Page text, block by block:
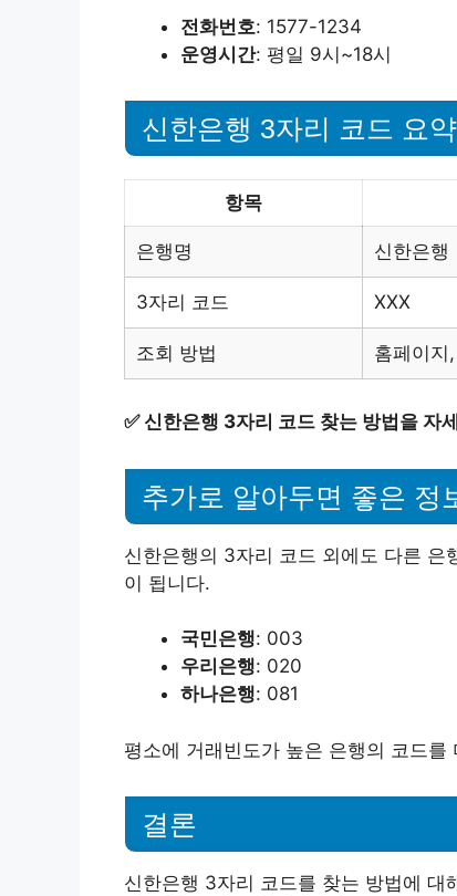
전화번호: 1577-1234
운영시간: 평일 9시~18시
신한은행 3자리 코드 요약
항목
은행명 신한은행
3자리 코드 XXX
조회 방법 홈페이지
✅신한은행 3자리 코드 찾는 방법을 자
추가로 알아두면 좋은 정
신한은행의 3자리 코드 외에도 다른 은
이 됩니다.
국민은행: 003
우리은행: 020
하나은행: 081
평소에 거래빈도가 높은 은행의 코드
결론
신한은행 3자리 코드를 찾는 방법에 대